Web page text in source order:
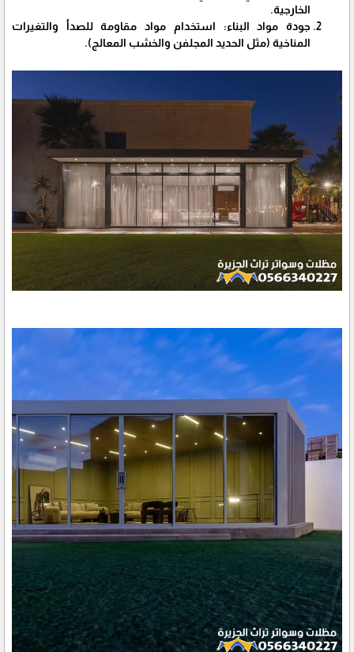
الخارجية.
​جودة مواد البناء: استخدام مواد مقاومة للصدأ والتغيرات
المناخية (مثل الحديد المجلفن والخشب المعالج).